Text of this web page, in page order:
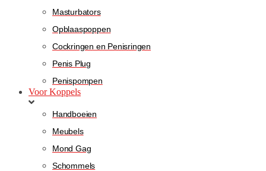
Masturbators
Opblaaspoppen
Cockringen en Penisringen
Penis Plug
Penispompen
Voor Koppels
Handboeien
Meubels
Mond Gag
Schommels